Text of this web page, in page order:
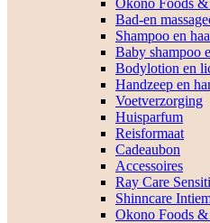
Bad-en
Shampoo en
Baby shampoo
Bodylotion en
Handzeep en
Voetverzorging
Huisparfum
Reisformaat
Cadeaubon
Accessoires
Ray Care
Shinncare
Okono Foods &